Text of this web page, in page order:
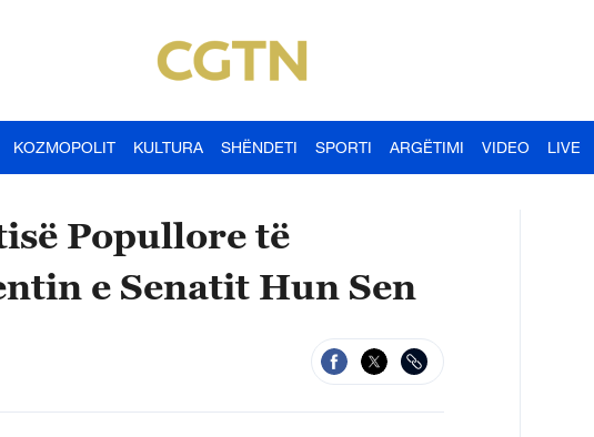
KOZMOPOLIT KULTURA SHËNDETI SPORTI ARGËTIMI VIDEO LIVE
Popullore të
e Senatit Hun Sen